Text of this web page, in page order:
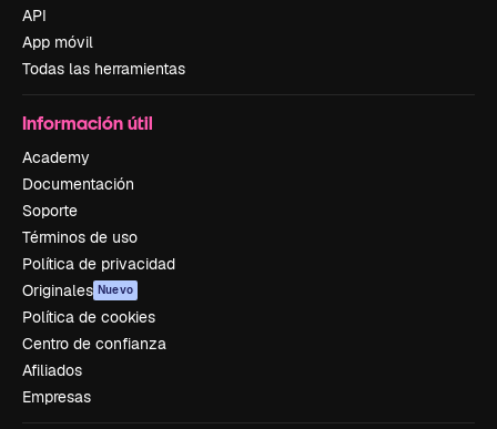
API
App móvil
Todas las herramientas
Información útil
Academy
Documentación
Soporte
Términos de uso
Política de privacidad
Originales Nuevo
Política de cookies
Centro de confianza
Afiliados
Empresas